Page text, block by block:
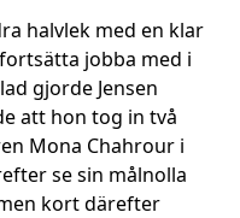
halvlek med en klar
jobba med i
gjorde Jensen
att hon tog in två
Mona Chahrour i
se sin målnolla
kort därefter